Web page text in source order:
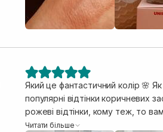
Який це фантастичний колір 🌸
популярні відтінки коричневих
рожеві відтінки, кому теж, то
неймовірну свіжість обличчю.
Читати більше